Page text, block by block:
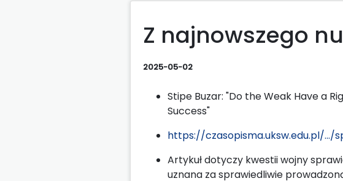
Z najnowszego
2025-05-02
Stipe Buzar: "Do the Weak Have a
Success"
https://czasopisma.uksw.edu.pl/
Artykuł dotyczy kwestii wojny
uznana za sprawiedliwie